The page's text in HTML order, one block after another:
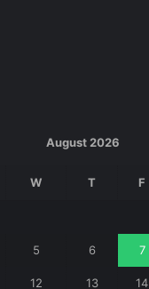
August 2026
W T F
5 6 7
12 13 14